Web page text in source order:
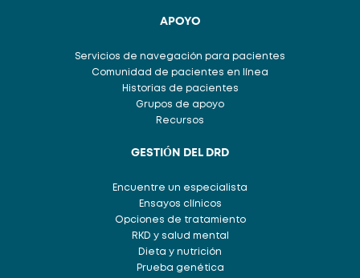
APOYO
Servicios de navegación para pacientes
Comunidad de pacientes en línea
Historias de pacientes
Grupos de apoyo
Recursos
GESTIÓN DEL DRD
Encuentre un especialista
Ensayos clínicos
Opciones de tratamiento
RKD y salud mental
Dieta y nutrición
Prueba genética